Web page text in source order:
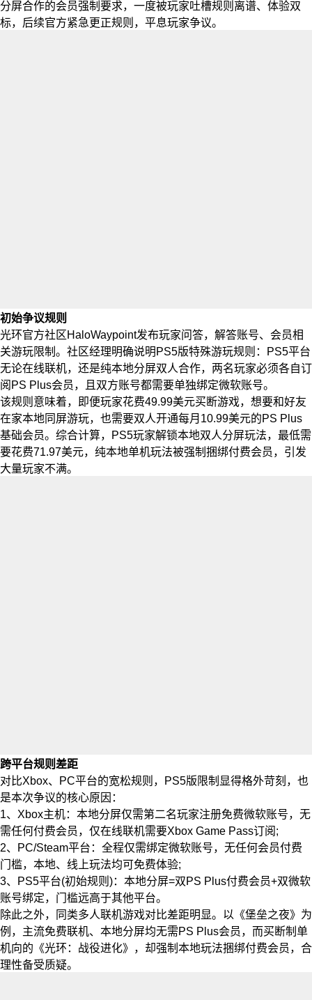
分屏合作的会员强制要求，一度被玩家吐槽规则离谱、体验双
标，后续官方紧急更正规则，平息玩家争议。
初始争议规则
光环官方社区HaloWaypoint发布玩家问答，解答账号、会员相
关游玩限制。社区经理明确说明PS5版特殊游玩规则：PS5平台
无论在线联机，还是纯本地分屏双人合作，两名玩家必须各自订
阅PS Plus会员，且双方账号都需要单独绑定微软账号。
该规则意味着，即便玩家花费49.99美元买断游戏，想要和好友
在家本地同屏游玩，也需要双人开通每月10.99美元的PS Plus
基础会员。综合计算，PS5玩家解锁本地双人分屏玩法，最低需
要花费71.97美元，纯本地单机玩法被强制捆绑付费会员，引发
大量玩家不满。
跨平台规则差距
对比Xbox、PC平台的宽松规则，PS5版限制显得格外苛刻，也
是本次争议的核心原因：
1、Xbox主机：本地分屏仅需第二名玩家注册免费微软账号，无
需任何付费会员，仅在线联机需要Xbox Game Pass订阅;
2、PC/Steam平台：全程仅需绑定微软账号，无任何会员付费
门槛，本地、线上玩法均可免费体验;
3、PS5平台(初始规则)：本地分屏=双PS Plus付费会员+双微软
账号绑定，门槛远高于其他平台。
除此之外，同类多人联机游戏对比差距明显。以《堡垒之夜》为
例，主流免费联机、本地分屏均无需PS Plus会员，而买断制单
机向的《光环：战役进化》，却强制本地玩法捆绑付费会员，合
理性备受质疑。